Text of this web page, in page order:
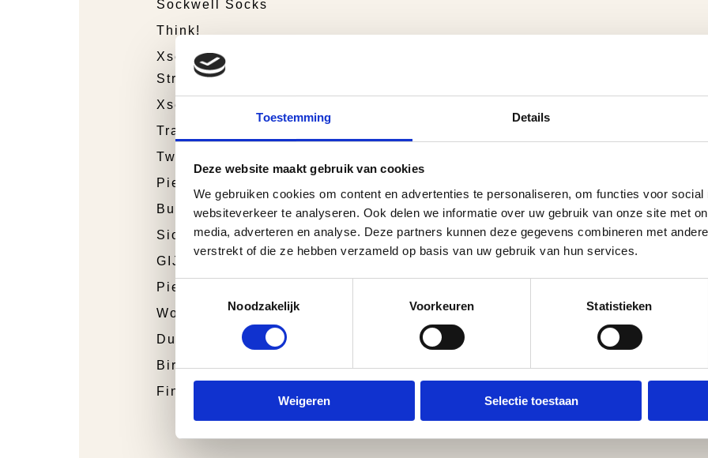
Toestemming Details
Deze website maakt gebruik van cookies
We gebruiken cookies om content en advertenties te personaliseren, om functies voor social
websiteverkeer te analyseren. Ook delen we informatie over uw gebruik van onze site met
media, adverteren en analyse. Deze partners kunnen deze gegevens combineren met
verstrekt of die ze hebben verzameld op basis van uw gebruik van hun services.
Toestemmingsselectie
Noodzakelijk
Voorkeuren Statistieken
Weigeren Selectie toestaan
Sockwell Socks
Think!
Xsensible
Stretchwalker
Xsensible
Trackstyle
Twins
Piedro Sport
Bunnies Junior
Sioux
GIJS
Piedro
Wolky
Durea
Birkenstock
Finn Comfort